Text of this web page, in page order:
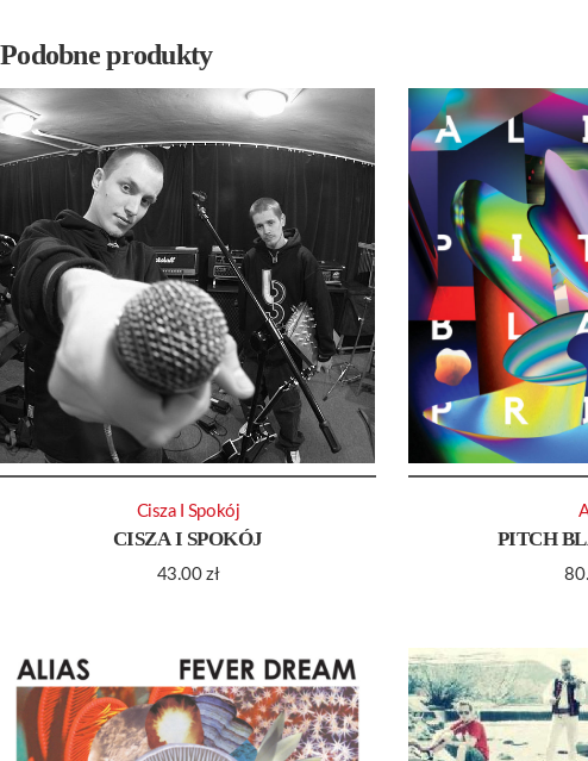
Podobne produkty
CISZA I SPOKÓJ
43.00zł
Cisza I Spokój
PITCH